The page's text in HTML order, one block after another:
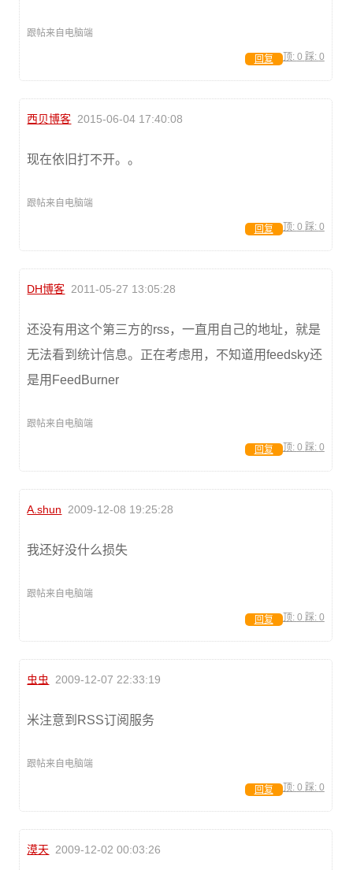
跟帖来自电脑端
顶: 0 踩: 0
回复
西贝博客 2015-06-04 17:40:08
现在依旧打不开。。
跟帖来自电脑端
顶: 0 踩: 0
回复
DH博客 2011-05-27 13:05:28
还没有用这个第三方的rss，一直用自己的地址，就是
无法看到统计信息。正在考虑用，不知道用feedsky还
是用FeedBurner
跟帖来自电脑端
顶: 0 踩: 0
回复
A.shun 2009-12-08 19:25:28
我还好没什么损失
跟帖来自电脑端
顶: 0 踩: 0
回复
虫虫 2009-12-07 22:33:19
米注意到RSS订阅服务
跟帖来自电脑端
顶: 0 踩: 0
回复
漠天 2009-12-02 00:03:26